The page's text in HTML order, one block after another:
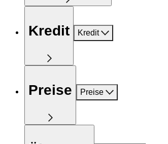
Kredit Kredit
Preise Preise